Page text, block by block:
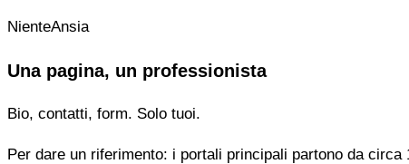
NienteAnsia
Una pagina, un professionista
Bio, contatti, form. Solo tuoi.
Per dare un riferimento: i portali principali partono da